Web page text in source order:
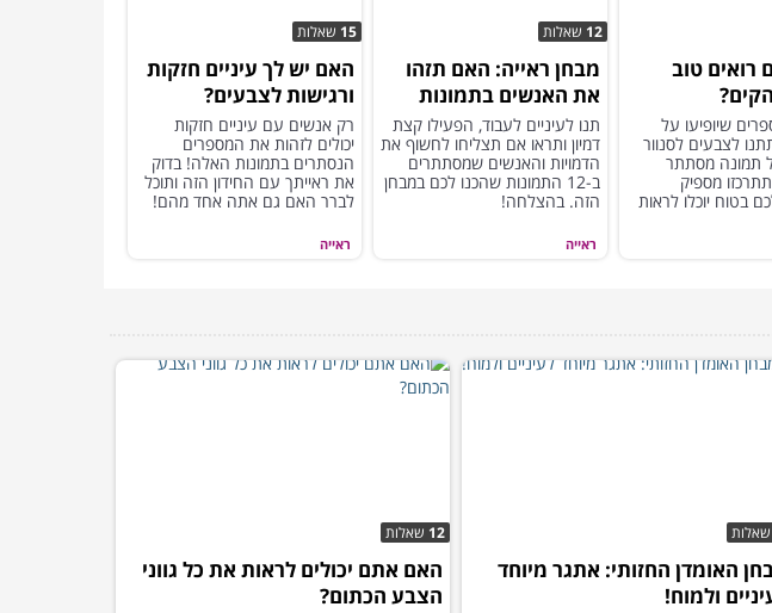
טוב
שיופיעו על
לצבעים לסנוור
תמונה מסתתר
מספיק
בטוח יוכלו לראות
ראייה
12 שאלות
מבחן ראייה: האם תזהו
את האנשים בתמונות
האלה?
תנו לעיניים לעבוד, הפעילו קצת
דמיון ותראו אם תצליחו לחשוף את
הדמויות והאנשים שמסתתרים
ב-12 התמונות שהכנו לכם במבחן
הזה. בהצלחה!
ראייה
15 שאלות
האם יש לך עיניים חזקות
ורגישות לצבעים?
רק אנשים עם עיניים חזקות
יכולים לזהות את המספרים
הנסתרים בתמונות האלה! בדוק
את ראייתך עם החידון הזה ותוכל
לברר האם גם אתה אחד מהם!
שאלות
האומדן החזותי: אתגר מיוחד
ולמוח!
12 שאלות
האם אתם יכולים לראות את כל גווני
הצבע הכתום?